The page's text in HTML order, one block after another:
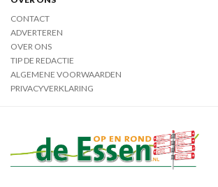
CONTACT
ADVERTEREN
OVER ONS
TIP DE REDACTIE
ALGEMENE VOORWAARDEN
PRIVACYVERKLARING